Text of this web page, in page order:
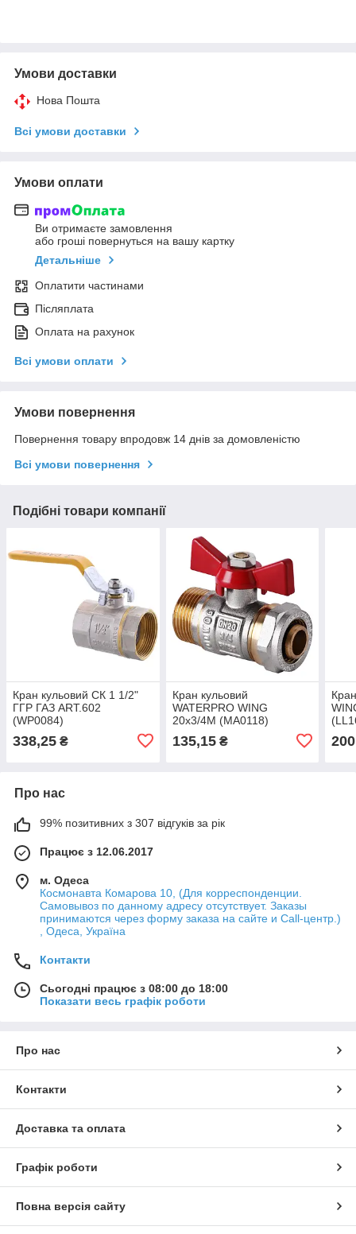
Умови доставки
Нова Пошта
Всі умови доставки
Умови оплати
Ви отримаєте замовлення
або гроші повернуться на вашу картку
Детальніше
Оплатити частинами
Післяплата
Оплата на рахунок
Всі умови оплати
Умови повернення
Повернення товару впродовж 14 днів за домовленістю
Всі умови повернення
Подібні товари компанії
Кран кульовий СК 1 1/2"
ГГР ГАЗ ART.602
(WP0084)
338,25 ₴
Кран кульовий
WATERPRO WING
20x3/4M (MA0118)
135,15₴ 200
Про нас
99% позитивних з 307 відгуків за рік
Працює з 12.06.2017
м. Одеса
Космонавта Комарова 10, (Для корреспонденции.
Самовывоз по данному адресу отсутствует. Заказы
принимаются через форму заказа на сайте и Call-центр.)
, Одеса, Україна
Контакти
Сьогодні працює з 08:00 до 18:00
Показати весь графік роботи
Про нас
Контакти
Доставка та оплата
Графік роботи
Повна версія сайту